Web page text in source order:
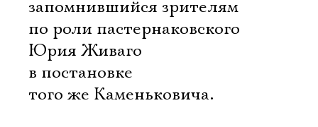
запомнившийся зрителям
по роли пастернаковского
Юрия Живаго
в постановке
того же Каменьковича.